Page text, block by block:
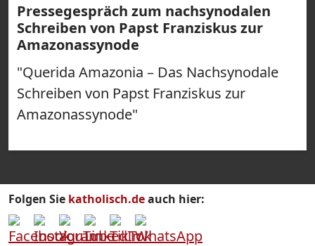
Pressegespräch zum nachsynodalen
Schreiben von Papst Franziskus zur
Amazonassynode
"Querida Amazonia – Das Nachsynodale
Schreiben von Papst Franziskus zur
Amazonassynode"
Folgen Sie katholisch.deauch hier: